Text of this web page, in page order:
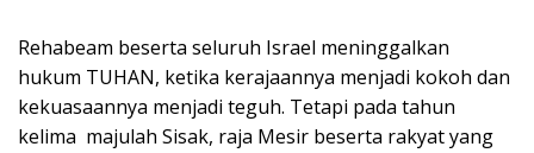
Rehabeam beserta seluruh Israel meninggalkan
hukum TUHAN, ketika kerajaannya menjadi kokoh dan
kekuasaannya menjadi teguh. Tetapi pada tahun
kelima majulah Sisak, raja Mesir beserta rakyat yang